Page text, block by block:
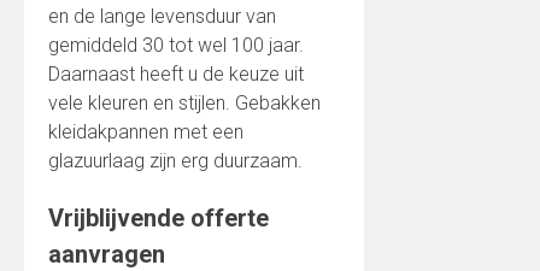
en de lange levensduur van
gemiddeld 30 tot wel 100 jaar.
Daarnaast heeft u de keuze uit
vele kleuren en stijlen. Gebakken
kleidakpannen met een
glazuurlaag zijn erg duurzaam.
Vrijblijvende offerte
aanvragen